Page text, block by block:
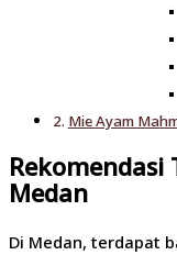
Mie Ayam
Rekomendasi
Medan
Di Medan, terdapat